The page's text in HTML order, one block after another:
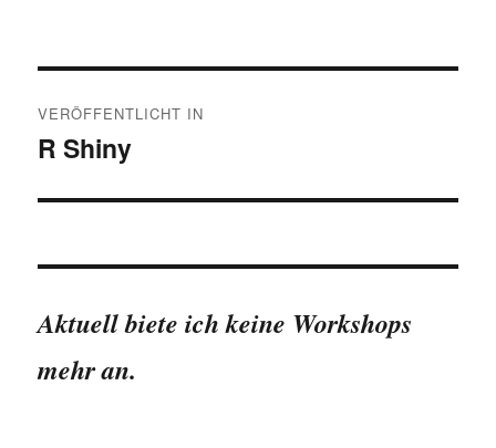
VERÖFFENTLICHT IN
R Shiny
Aktuell biete ich keine Workshops
mehr an.